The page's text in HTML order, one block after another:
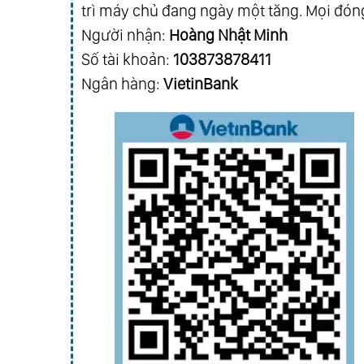
Chap 24
Chap 23
Chap 20
Chap 19
Chap 16
Chap 15
Chap 12
Chap 7
Chap 4
Chap 3
trì máy chủ đang ngày một tăng. Mọi
Người nhận: Hoàng Nhật Minh
Số tài khoản: 103873878411
Ngân hàng: VietinBank